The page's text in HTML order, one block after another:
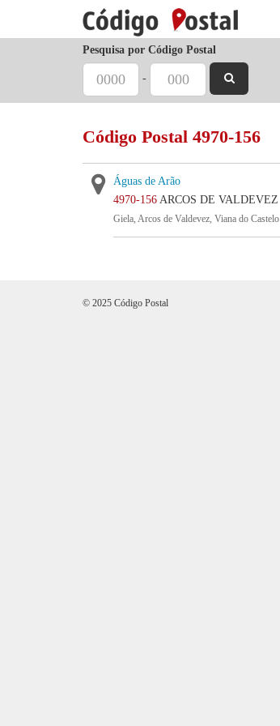
Pesquisa por Código Postal
-
Código Postal 4970-156
Águas de Arão
4970-156 ARCOS DE VALDEVEZ
Giela, Arcos de Valdevez, Viana do Castelo
© 2025 Código Postal